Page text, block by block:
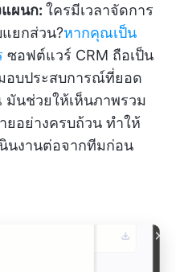
แผนก: ใครมีเวลาจัดการ
ยกส่วน?หากคุณเป็น
ซอฟต์แวร์ CRM ถือเป็น
อบประสบการณ์ที่ยอด
นช่วยให้เห็นภาพรวม
ยอย่างครบถ้วน ทำให้
นงานต่อจากทีมก่อน